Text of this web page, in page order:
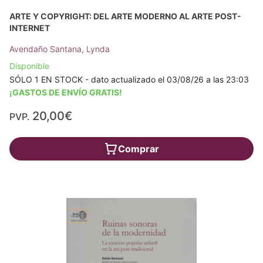
ARTE Y COPYRIGHT: DEL ARTE MODERNO AL ARTE POST-
INTERNET
Avendaño Santana, Lynda
Disponible
SÓLO 1 EN STOCK - dato actualizado el 03/08/26 a las 23:03
¡GASTOS DE ENVÍO GRATIS!
PVP. 20,00€
Comprar